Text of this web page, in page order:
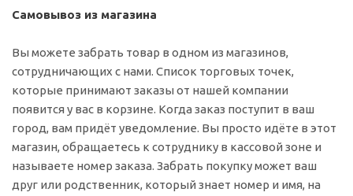
Самовывоз из магазина
Вы можете забрать товар в одном из магазинов,
сотрудничающих с нами. Список торговых точек,
которые принимают заказы от нашей компании
появится у вас в корзине. Когда заказ поступит в ваш
город, вам придёт уведомление. Вы просто идёте в этот
магазин, обращаетесь к сотруднику в кассовой зоне и
называете номер заказа. Забрать покупку может ваш
друг или родственник, который знает номер и имя, на